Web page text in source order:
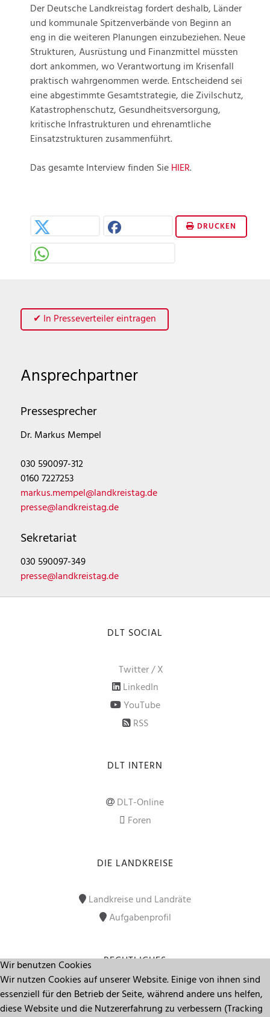
Der Deutsche Landkreistag fordert deshalb, Länder
und kommunale Spitzenverbände von Beginn an
eng in die weiteren Planungen einzubeziehen. Neue
Strukturen, Ausrüstung und Finanzmittel müssten
dort ankommen, wo Verantwortung im Krisenfall
praktisch wahrgenommen werde. Entscheidend sei
eine abgestimmte Gesamtstrategie, die Zivilschutz,
Katastrophenschutz, Gesundheitsversorgung,
kritische Infrastrukturen und ehrenamtliche
Einsatzstrukturen zusammenführt.
Das gesamte Interview finden SieHIER.
DRUCKEN
✔ In Presseverteiler eintragen
Ansprechpartner
Pressesprecher
Dr. Markus Mempel
030 590097-312
0160 7227253
markus.mempel@landkreistag.de
presse@landkreistag.de
Sekretariat
030 590097-349
presse@landkreistag.de
DLT SOCIAL
Twitter / X
LinkedIn
YouTube
RSS
DLT INTERN
DLT-Online
Foren
DIE LANDKREISE
Landkreise und Landräte
Aufgabenprofil
RECHTLICHES
Impressum
Wir benutzen Cookies
Wir nutzen Cookies auf unserer Website. Einige von ihnen sind
essenziell für den Betrieb der Seite, während andere uns helfen,
diese Website und die Nutzererfahrung zu verbessern (Tracking